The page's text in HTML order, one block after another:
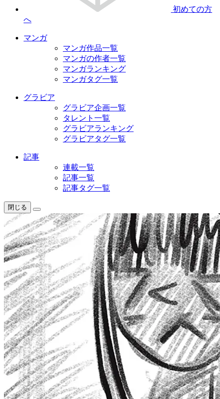
初めての方
へ
マンガ
マンガ作品一覧
マンガの作者一覧
マンガランキング
マンガタグ一覧
グラビア
グラビア企画一覧
タレント一覧
グラビアランキング
グラビアタグ一覧
記事
連載一覧
記事一覧
記事タグ一覧
閉じる